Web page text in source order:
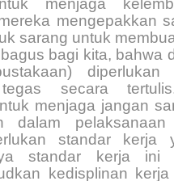
mengepakkan
sarang untuk
bagi kita, bahwa
diperlukan
secara
menjaga jangan
dalam pelaksanaan
standar kerja
standar kerja ini
kedisplinan